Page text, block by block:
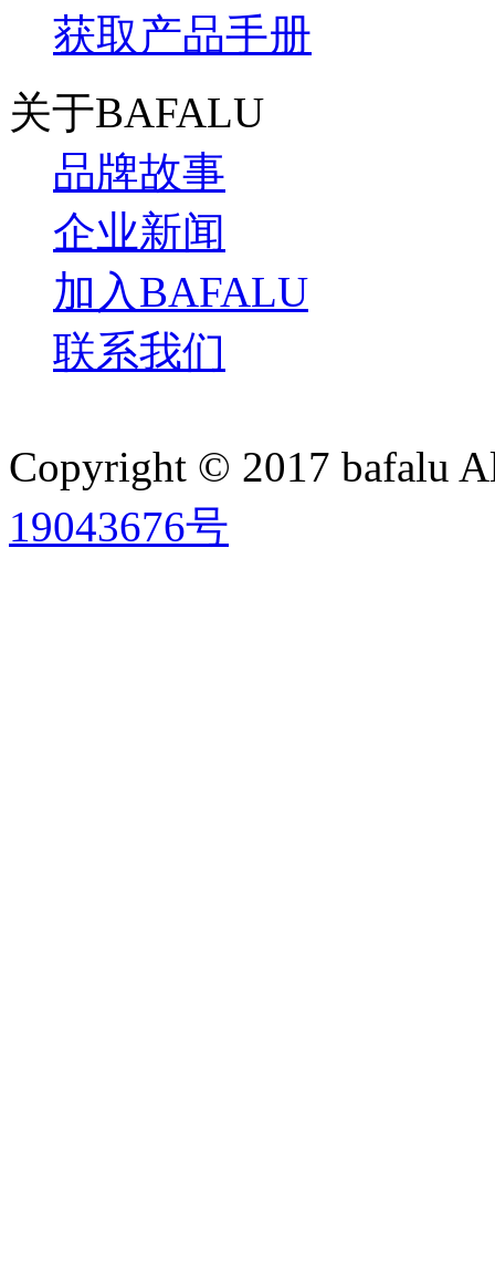
获取产品手册
关于BAFALU
品牌故事
企业新闻
加入BAFALU
联系我们
Copyright © 2017 bafalu
19043676号